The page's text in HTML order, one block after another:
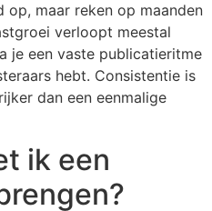
op, maar reken op maanden
verloopt meestal
je een vaste publicatieritme
hebt. Consistentie is
dan een eenmalige
ik een